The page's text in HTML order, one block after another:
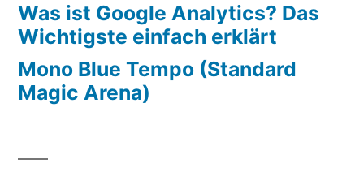
Was ist Google Analytics? Das
Wichtigste einfach erklärt
Mono Blue Tempo (Standard
Magic Arena)